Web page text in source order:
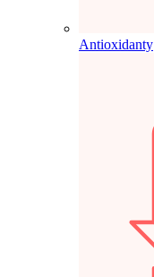
Antioxidanty